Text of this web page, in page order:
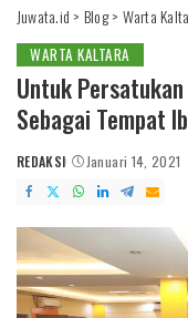
Juwata.id > Blog> Warta
WARTA KALTARA
Untuk
Sebagai Tempat
POSTED
BY
REDAKSI Januari 14, 2021